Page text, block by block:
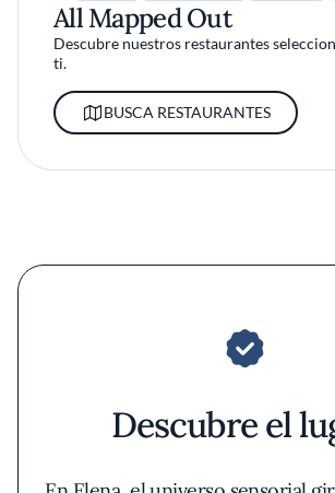
All Mapped Out
Descubre nuestros restaurantes
ti.
BUSCA RESTAURANTES
Descubre el